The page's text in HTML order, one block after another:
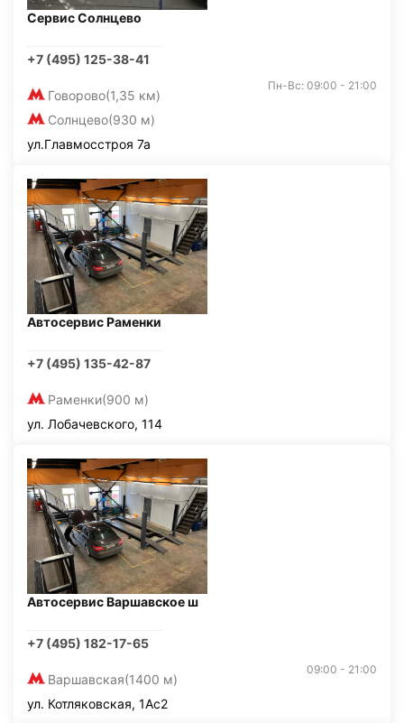
Сервис Солнцево
+7 (495) 125-38-41
Говорово(1,35 км)
Солнцево(930 м)
Пн-Вс: 09:00 - 21:00
ул.Главмосстроя 7а
Автосервис Раменки
+7 (495) 135-42-87
Раменки(900 м)
ул. Лобачевского, 114
Автосервис Варшавское ш
+7 (495) 182-17-65
Варшавская(1400 м)
09:00 - 21:00
ул. Котляковская, 1Ас2